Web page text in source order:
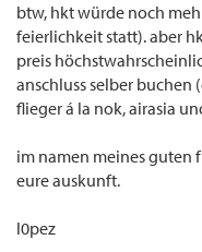
btw, hkt würde noch
feierlichkeit statt). aber
preis
anschluss selber
flieger á la nok, airasia
im namen meines guten
eure auskunft.
l0pez